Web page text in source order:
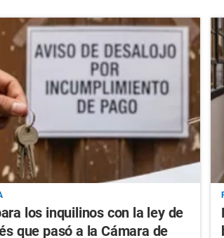
los inquilinos con la ley de
que pasó a la Cámara de